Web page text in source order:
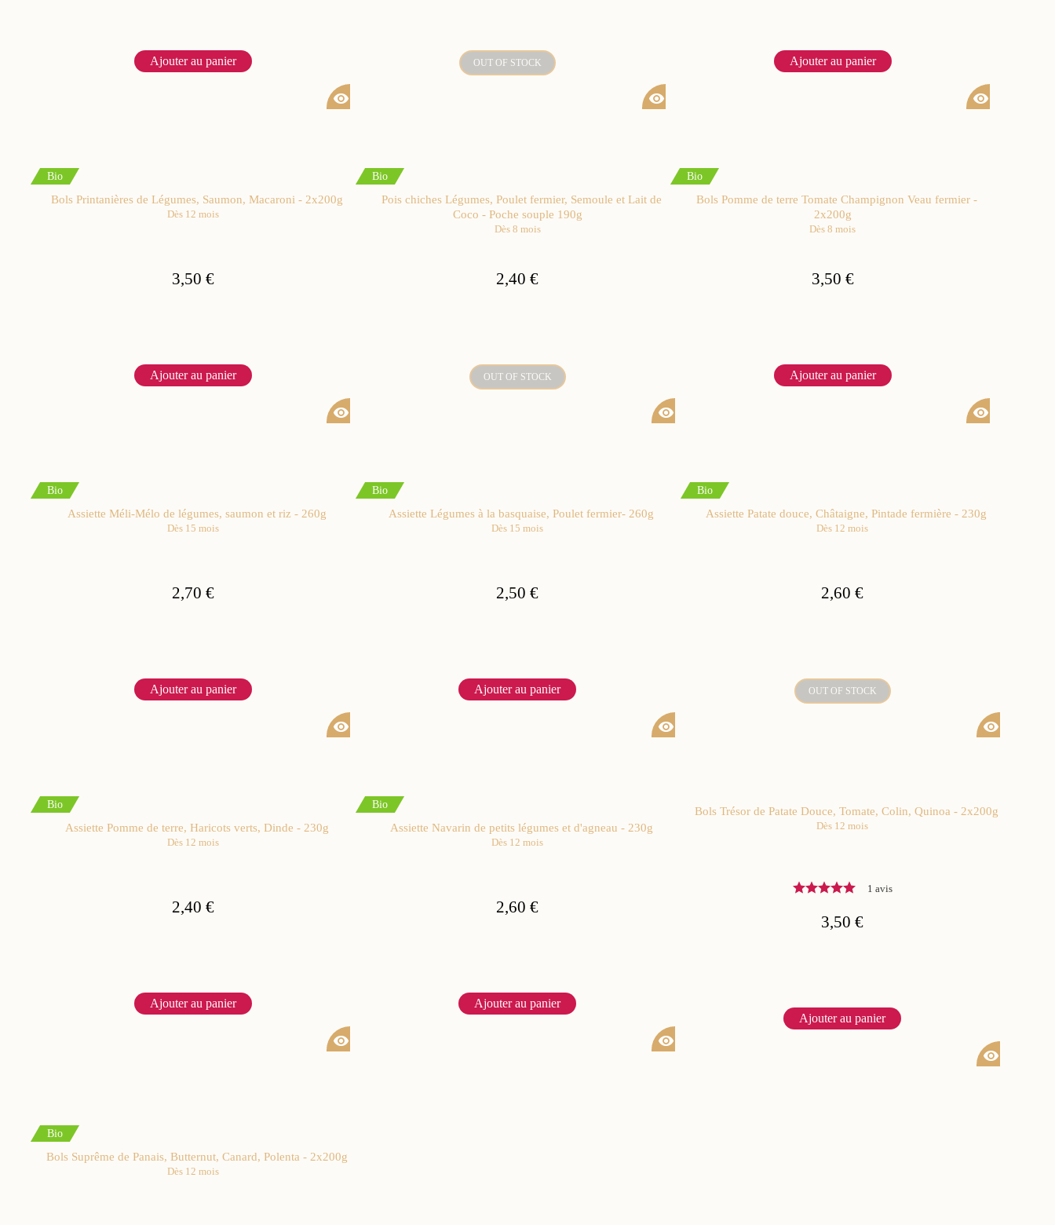
Ajouter au panier
visibility
OUT OF STOCK
visibility
Ajouter au panier
visibility
Bio
Bols Printanières de Légumes, Saumon, Macaroni - 2x200g
Dès 12 mois
3,50 €
Ajouter au panier
visibility
Bio
Pois chiches Légumes, Poulet fermier, Semoule et Lait de
Coco - Poche souple 190g
Dès 8 mois
2,40 €
OUT OF STOCK
visibility
Bio
Bols Pomme de terre Tomate Champignon Veau fermier -
2x200g
Dès 8 mois
3,50 €
Ajouter au panier
visibility
Bio
Assiette Méli-Mélo de légumes, saumon et riz - 260g
Dès 15 mois
2,70 €
Ajouter au panier
visibility
Bio
Assiette Légumes à la basquaise, Poulet fermier- 260g
Dès 15 mois
2,50 €
Ajouter au panier
visibility
Bio
Assiette Patate douce, Châtaigne, Pintade fermière - 230g
Dès 12 mois
2,60 €
OUT OF STOCK
visibility
Bio
Assiette Pomme de terre, Haricots verts, Dinde - 230g
Dès 12 mois
2,40 €
Ajouter au panier
visibility
Bio
Assiette Navarin de petits légumes et d'agneau - 230g
Dès 12 mois
2,60 €
Ajouter au panier
visibility
Bols Trésor de Patate Douce, Tomate, Colin, Quinoa - 2x200g
Dès 12 mois
1 avis
3,50 €
Ajouter au panier
visibility
Bio
Bols Suprême de Panais, Butternut, Canard, Polenta - 2x200g
Dès 12 mois